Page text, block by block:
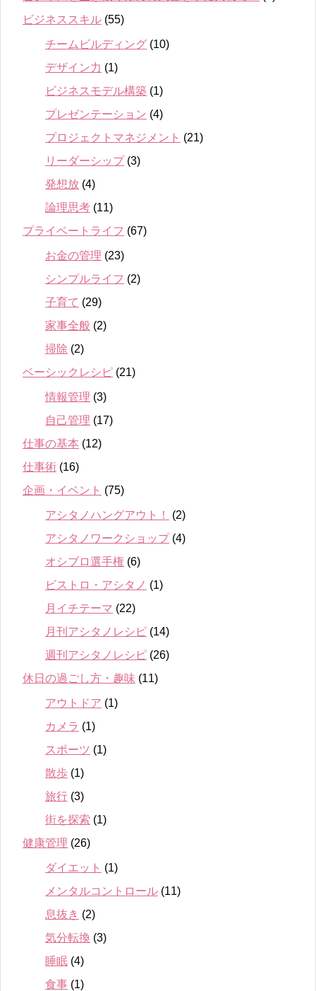
ビジネススキル (55)
チームビルディング (10)
デザイン力 (1)
ビジネスモデル構築 (1)
プレゼンテーション (4)
プロジェクトマネジメント (21)
リーダーシップ(3)
発想放 (4)
論理思考 (11)
プライベートライフ (67)
お金の管理 (23)
シンプルライフ (2)
子育て (29)
家事全般 (2)
掃除 (2)
ベーシックレシピ (21)
情報管理 (3)
自己管理 (17)
仕事の基本 (12)
仕事術 (16)
企画・イベント (75)
アシタノハングアウト！
(2)
アシタノワークショップ(4)
オシブロ選手権 (6)
ビストロ・アシタノ (1)
月イチテーマ (22)
月刊アシタノレシピ (14)
週刊アシタノレシピ (26)
休日の過ごし方・趣味 (11)
アウトドア (1)
カメラ (1)
スポーツ (1)
散歩 (1)
旅行 (3)
街を探索 (1)
健康管理 (26)
ダイエット (1)
メンタルコントロール (11)
息抜き (2)
気分転換 (3)
睡眠 (4)
食事 (1)